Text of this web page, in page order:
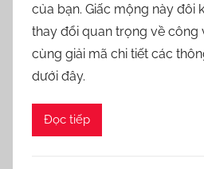
của bạn. Giấc mộng này đôi
thay đổi quan trọng về công
cùng giải mã chi tiết các
dưới đây.
Đọc tiếp